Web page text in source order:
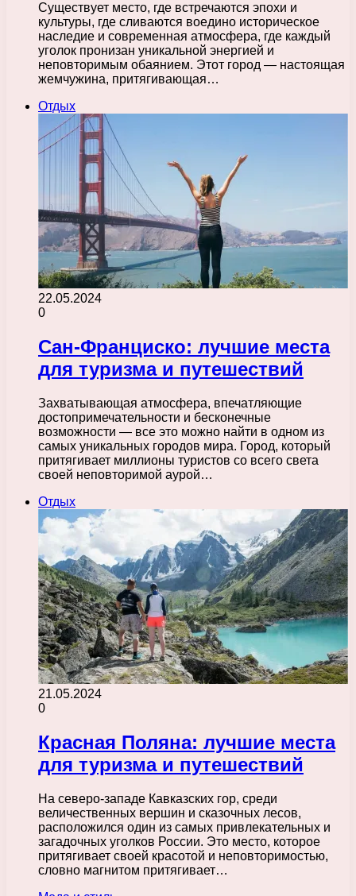
Существует место, где встречаются эпохи и
культуры, где сливаются воедино историческое
наследие и современная атмосфера, где каждый
уголок пронизан уникальной энергией и
неповторимым обаянием. Этот город — настоящая
жемчужина, притягивающая…
Отдых
22.05.2024
0
Сан-Франциско: лучшие места
для туризма и путешествий
Захватывающая атмосфера, впечатляющие
достопримечательности и бесконечные
возможности — все это можно найти в одном из
самых уникальных городов мира. Город, который
притягивает миллионы туристов со всего света
своей неповторимой аурой…
Отдых
21.05.2024
0
Красная Поляна: лучшие места
для туризма и путешествий
На северо-западе Кавказских гор, среди
величественных вершин и сказочных лесов,
расположился один из самых привлекательных и
загадочных уголков России. Это место, которое
притягивает своей красотой и неповторимостью,
словно магнитом притягивает…